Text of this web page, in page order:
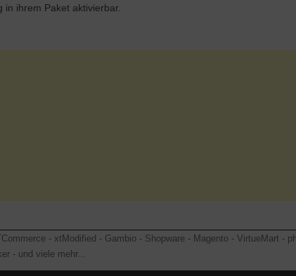
ihrem Paket aktivierbar.
- xtModified - Gambio - Shopware - Magento - VirtueMart -
- und viele mehr...